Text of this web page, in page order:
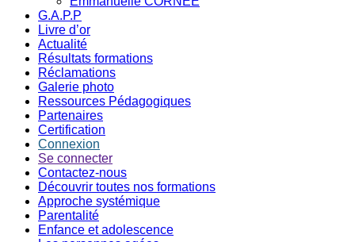
G.A.P.P
Livre d’or
Actualité
Résultats formations
Réclamations
Galerie photo
Ressources Pédagogiques
Partenaires
Certification
Connexion
Se connecter
Contactez-nous
Découvrir toutes nos formations
Approche systémique
Parentalité
Enfance et adolescence